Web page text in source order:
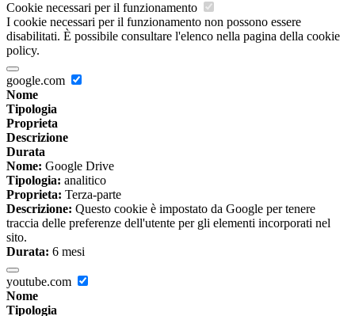
Cookie necessari per il funzionamento
I cookie necessari per il funzionamento non possono essere
disabilitati. È possibile consultare l'elenco nella pagina della cookie
policy.
google.com
Nome
Tipologia
Proprieta
Descrizione
Durata
Nome: Google Drive
Tipologia: analitico
Proprieta: Terza-parte
Descrizione: Questo cookie è impostato da Google per tenere
traccia delle preferenze dell'utente per gli elementi incorporati nel
sito.
Durata: 6 mesi
youtube.com
Nome
Tipologia